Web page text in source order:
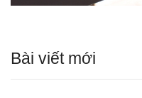
Bài viết mới